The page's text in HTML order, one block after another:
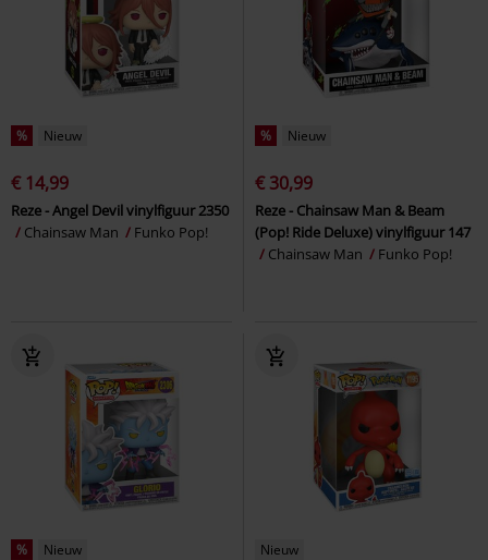
% Nieuw
€ 14,99
Reze - Angel Devil vinylfiguur 2350
Chainsaw Man
Funko Pop!
% Nieuw
€ 30,99
Reze - Chainsaw Man & Beam
(Pop! Ride Deluxe) vinylfiguur 147
Chainsaw Man
Funko Pop!
% Nieuw Nieuw